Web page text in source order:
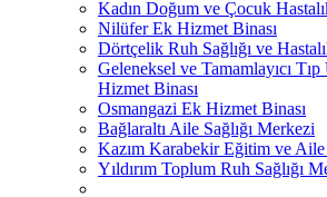
Kadın Doğum ve Çocuk
Nilüfer Ek Hizmet Binası
Dörtçelik Ruh Sağlığı ve
Geleneksel ve Tamamlayıcı
Hizmet Binası
Osmangazi Ek Hizmet Binası
Bağlaraltı Aile Sağlığı Merkezi
Kazım Karabekir Eğitim ve
Yıldırım Toplum Ruh Sağlığı